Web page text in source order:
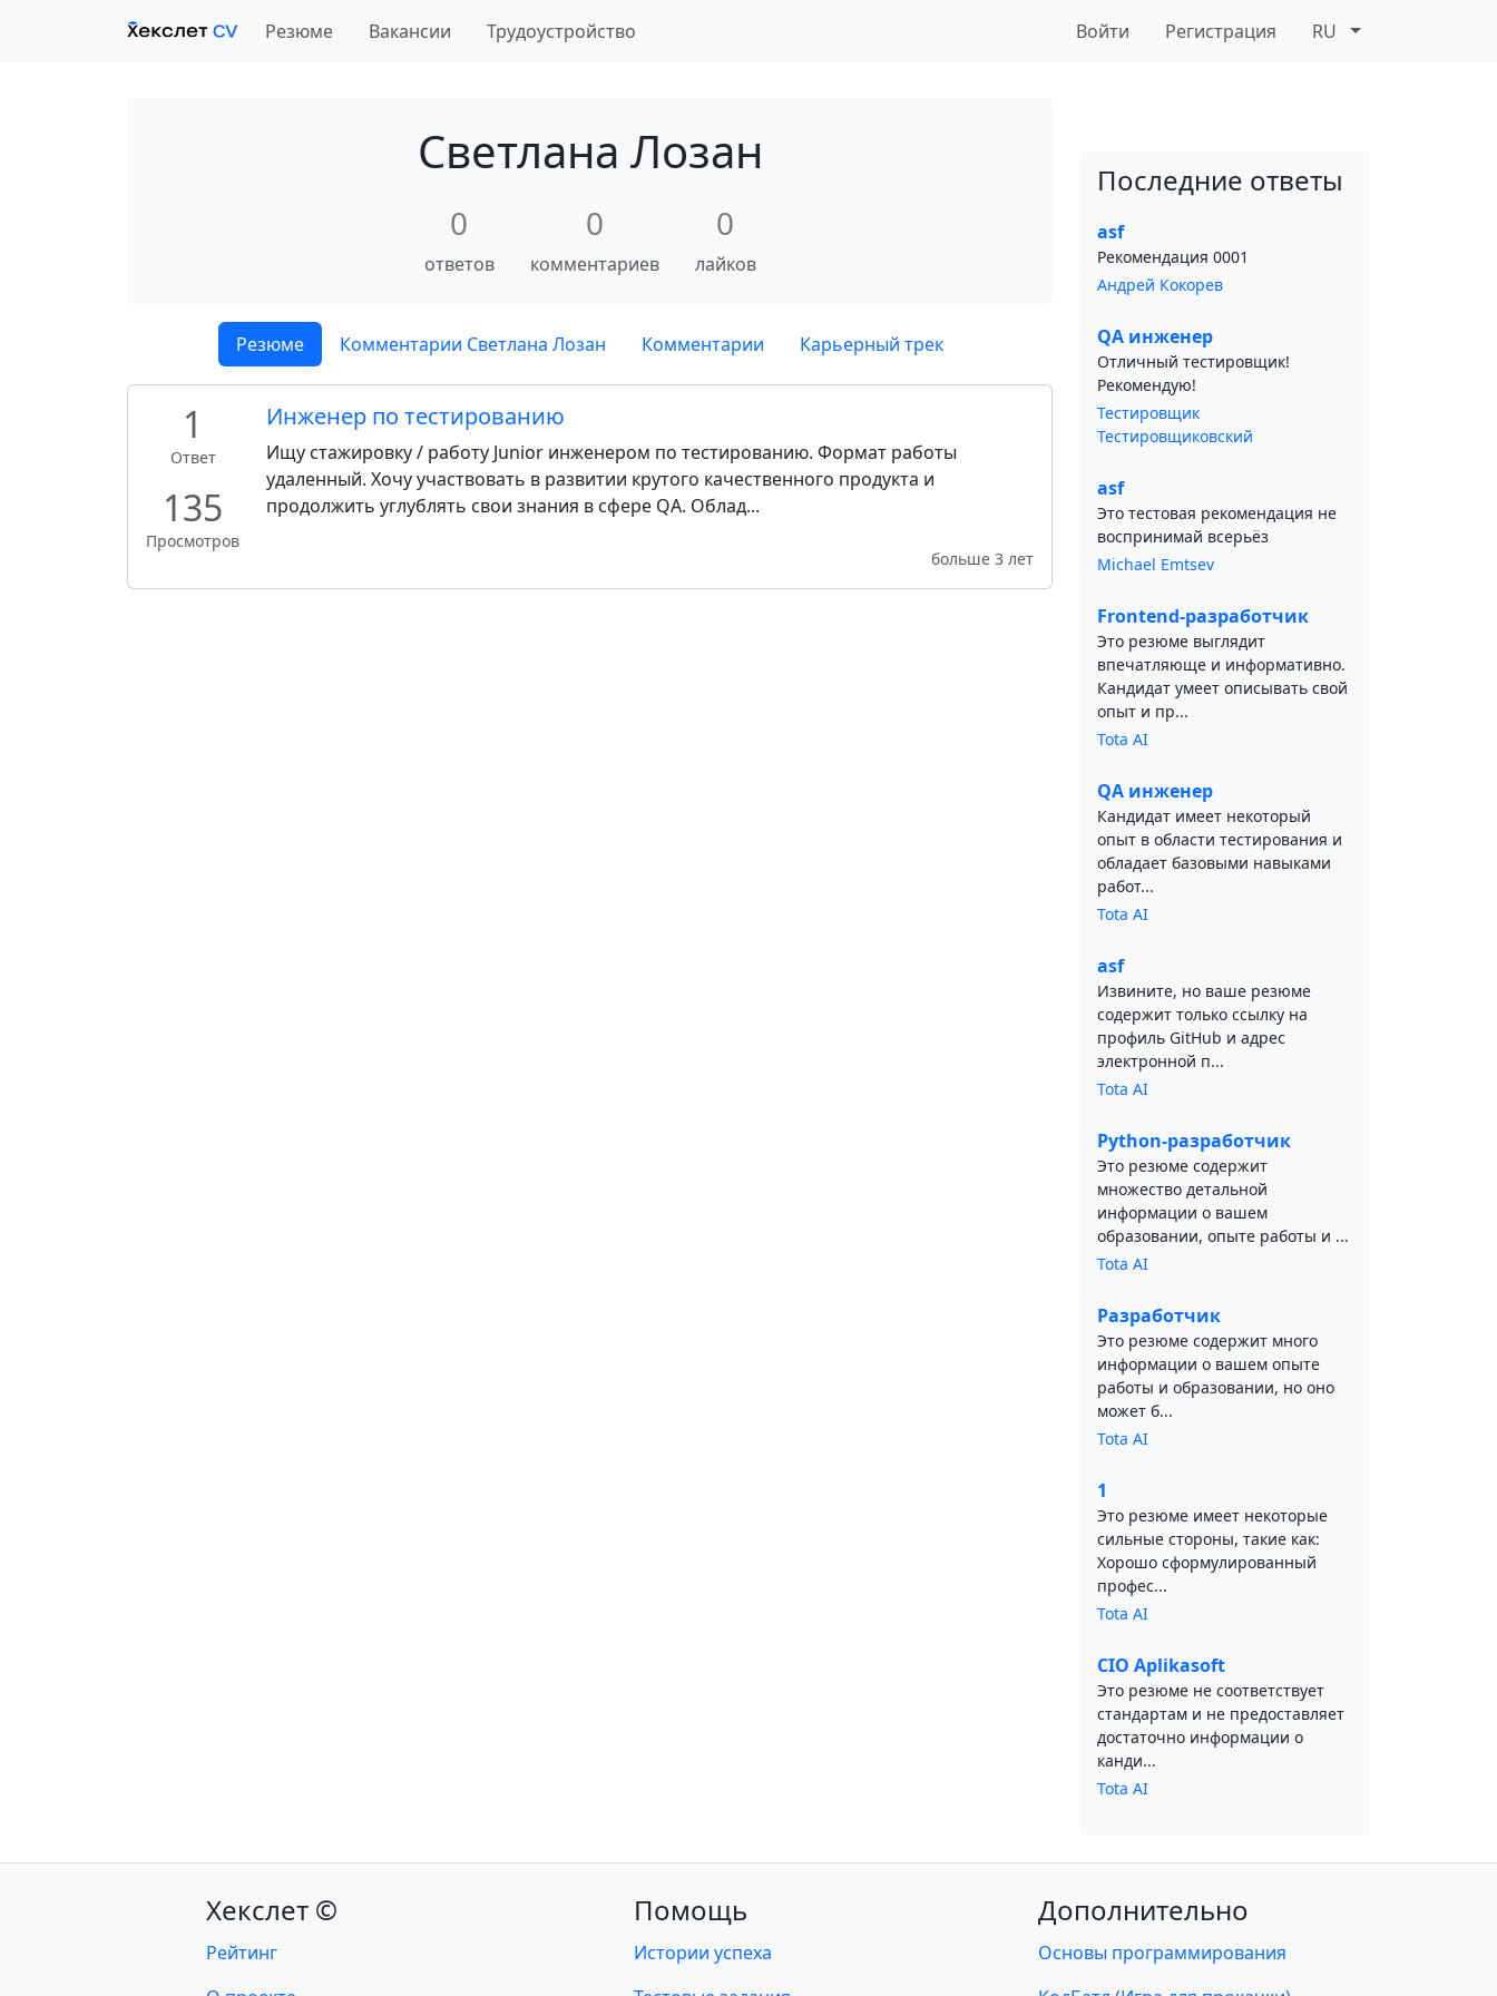
Резюме Вакансии Трудоустройство Войти Регистрация RU
Светлана Лозан
0
ответов
0
комментариев
0
лайков
Резюме Комментарии Светлана Лозан Комментарии Карьерный трек
1
Ответ
135
Просмотров
Инженер по тестированию
Ищу стажировку / работу Junior инженером по тестированию. Формат работы
удаленный. Хочу участвовать в развитии крутого качественного продукта и
продолжить углублять свои знания в сфере QA. Облад...
больше 3 лет
Последние ответы
asf
Рекомендация 0001
Андрей Кокорев
QA инженер
Отличный тестировщик!
Рекомендую!
Тестировщик
Тестировщиковский
asf
Это тестовая рекомендация не
воспринимай всерьёз
Michael Emtsev
Frontend-разработчик
Это резюме выглядит
впечатляюще и информативно.
Кандидат умеет описывать свой
опыт и пр...
Tota AI
QA инженер
Кандидат имеет некоторый
опыт в области тестирования и
обладает базовыми навыками
работ...
Tota AI
asf
Извините, но ваше резюме
содержит только ссылку на
профиль GitHub и адрес
электронной п...
Tota AI
Python-разработчик
Это резюме содержит
множество детальной
информации о вашем
образовании, опыте работы и ...
Tota AI
Разработчик
Это резюме содержит много
информации о вашем опыте
работы и образовании, но оно
может б...
Tota AI
1
Это резюме имеет некоторые
сильные стороны, такие как:
Хорошо сформулированный
профес...
Tota AI
CIO Aplikasoft
Это резюме не соответствует
стандартам и не предоставляет
достаточно информации о
канди...
Tota AI
Хекслет ©
Рейтинг
Помощь
Истории успеха
Дополнительно
Основы программирования